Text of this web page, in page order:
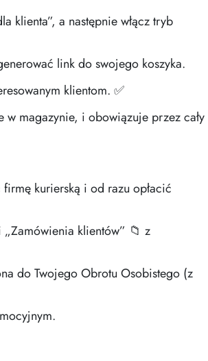
klienta”, a następnie włącz tryb
link do swojego koszyka.
klientom. ✅
w magazynie, i obowiązuje przez cały
kurierską i od razu opłacić
klientów” 📁 z
do Twojego Obrotu Osobistego (z